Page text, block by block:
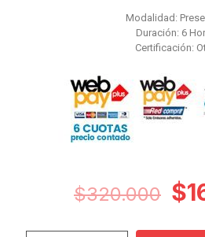
Modalidad:
Duración: 6
Certificación:
$320.000 $